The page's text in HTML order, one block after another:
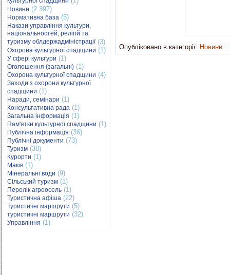
Новини (2 397)
Нормативна база (5)
Накази управління культури,
національностей, релігій та
туризму облдержадміністрації(3)
Охорона культурної спадщини (1)
У сфері культури (1)
Оголошення (загальні) (1)
Охорона культурної спадщини (4)
Заходи з охорони культурної
спадщини (1)
Наради, семінари (1)
Консультативна рада (1)
Загальна інформація (1)
Пам'ятки культурної спадщини (1)
Публічна інформація (36)
Публічні документи (73)
Туризм (38)
Курорти (1)
Маків (1)
Мінеральні води (9)
Сільський туризм (1)
Перелік агроосель (1)
Туристична афіша (22)
Туристичні маршрути (5)
туристичні маршрути (32)
Управління (1)
Опубліковано в категорії: Новини